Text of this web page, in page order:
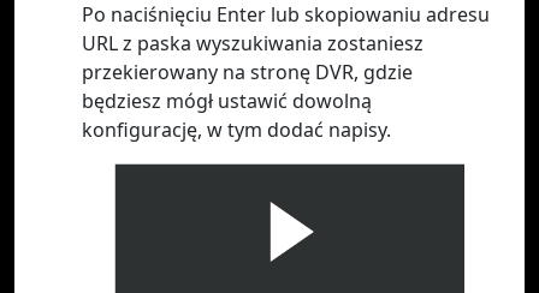
Po naciśnięciu Enter lub skopiowaniu adresu
URL z paska wyszukiwania zostaniesz
przekierowany na stronę DVR, gdzie
będziesz mógł ustawić dowolną
konfigurację, w tym dodać napisy.